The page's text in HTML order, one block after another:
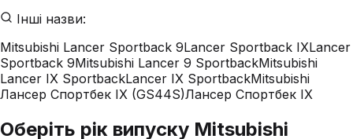
Інші назви:
Mitsubishi Lancer Sportback 9Lancer Sportback IXLancer
Sportback 9Mitsubishi Lancer 9 SportbackMitsubishi
Lancer IX SportbackLancer IX SportbackMitsubishi
Лансер Спортбек IX (GS44S)Лансер Спортбек IX
Оберіть рік випуску Mitsubishi